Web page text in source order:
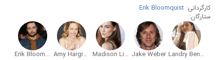
کارگردانی: Erik Bloomquist
ستارگان:
Landry Bender
Jake Weber
Madison Lintz
Amy Hargreaves
Erik Bloomquist